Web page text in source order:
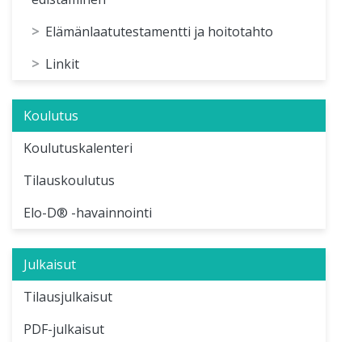
Elämänlaatutestamentti ja hoitotahto
Linkit
Koulutus
Koulutuskalenteri
Tilauskoulutus
Elo-D® -havainnointi
Julkaisut
Tilausjulkaisut
PDF-julkaisut